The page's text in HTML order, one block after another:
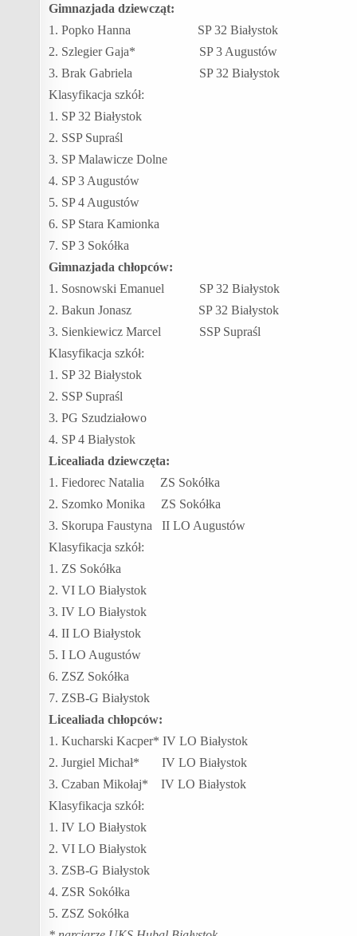
Gimnazjada dziewcząt:
1. Popko Hanna SP 32 Białystok
2. Szlegier Gaja* SP 3 Augustów
3. Brak Gabriela SP 32 Białystok
Klasyfikacja szkół:
1. SP 32 Białystok
2. SSP Supraśl
3. SP Malawicze Dolne
4. SP 3 Augustów
5. SP 4 Augustów
6. SP Stara Kamionka
7. SP 3 Sokółka
Gimnazjada chłopców:
1. Sosnowski Emanuel SP 32 Białystok
2. Bakun Jonasz SP 32 Białystok
3. Sienkiewicz Marcel SSP Supraśl
Klasyfikacja szkół:
1. SP 32 Białystok
2. SSP Supraśl
3. PG Szudziałowo
4. SP 4 Białystok
Licealiada dziewczęta:
1. Fiedorec Natalia ZS Sokółka
2. Szomko Monika ZS Sokółka
3. Skorupa Faustyna II LO Augustów
Klasyfikacja szkół:
1. ZS Sokółka
2. VI LO Białystok
3. IV LO Białystok
4. II LO Białystok
5. I LO Augustów
6. ZSZ Sokółka
7. ZSB-G Białystok
Licealiada chłopców:
1. Kucharski Kacper* IV LO Białystok
2. Jurgiel Michał* IV LO Białystok
3. Czaban Mikołaj* IV LO Białystok
Klasyfikacja szkół:
1. IV LO Białystok
2. VI LO Białystok
3. ZSB-G Białystok
4. ZSR Sokółka
5. ZSZ Sokółka